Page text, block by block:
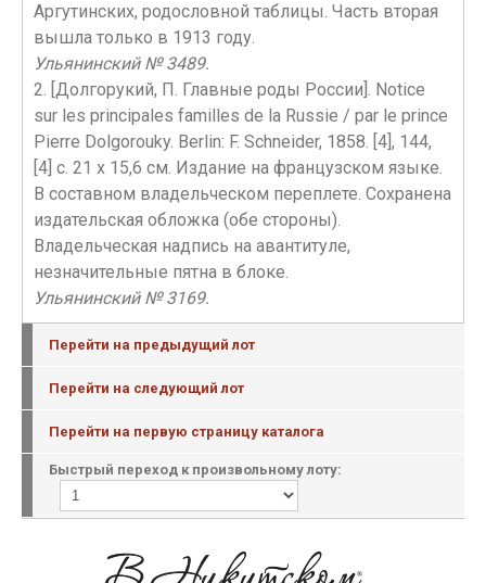
Аргутинских, родословной таблицы. Часть вторая
вышла только в 1913 году.
Ульянинский № 3489.
2. [Долгорукий, П. Главные роды России]. Notice
sur les principales familles de la Russie / par le prince
Pierre Dolgorouky. Berlin: F. Schneider, 1858. [4], 144,
[4] c. 21 х 15,6 см. Издание на французском языке.
В составном владельческом переплете. Сохранена
издательская обложка (обе стороны).
Владельческая надпись на авантитуле,
незначительные пятна в блоке.
Ульянинский № 3169.
Перейти на предыдущий лот
Перейти на следующий лот
Перейти на первую страницу каталога
Быстрый переход к произвольному лоту: